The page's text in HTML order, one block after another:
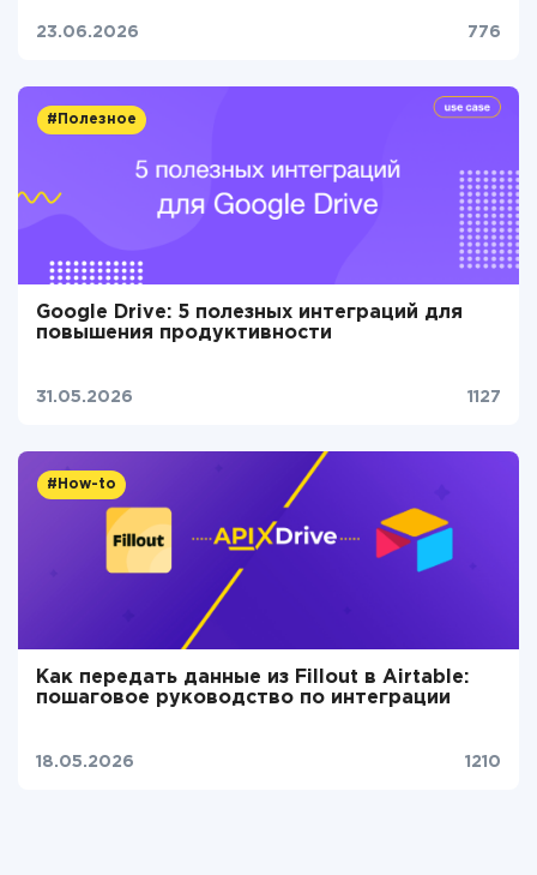
23.06.2026 776
#Полезное
Google Drive: 5 полезных интеграций для
повышения продуктивности
31.05.2026 1127
#How-to
Как передать данные из Fillout в Airtable:
пошаговое руководство по интеграции
18.05.2026 1210